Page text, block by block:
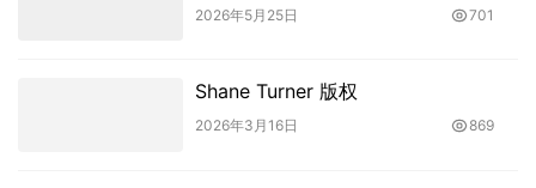
2026年5月25日 701
Shane Turner 版权
2026年3月16日 869